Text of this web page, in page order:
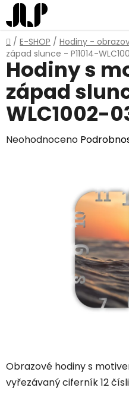
Přejít
na
obsah
Domů
/ E-SHOP / Hodiny -
západ slunce - P11014-
Obrazové hodiny s
vyřezávaný ciferník 12
Hodiny s
západ
WLC1002-
Průměrné
Neohodnoceno